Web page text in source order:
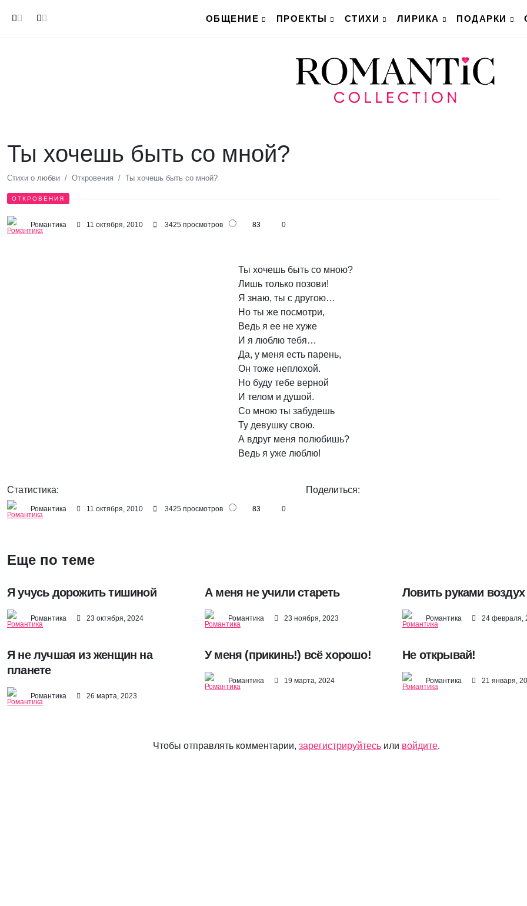
ОБЩЕНИЕ
ПРОЕКТЫ СТИХИ ЛИРИКА ПОДАРКИ
Ты хочешь быть со мной?
Стихи о любви Откровения Ты хочешь быть со мной?
ОТКРОВЕНИЯ
Романтика 11 октября, 2010 3425 просмотров 83 0
Ты хочешь быть со мною?
Лишь только позови!
Я знаю, ты с другою…
Но ты же посмотри,
Ведь я ее не хуже
И я люблю тебя…
Да, у меня есть парень,
Он тоже неплохой.
Но буду тебе верной
И телом и душой.
Со мною ты забудешь
Ту девушку свою.
А вдруг меня полюбишь?
Статистика:
Романтика 11 октября, 2010 3425 просмотров 83 0
Поделиться:
Еще по теме
Я учусь дорожить тишиной
Романтика 23 октября, 2024
А меня не учили стареть
Романтика 23 ноября, 2023
Ловить руками воздух
Романтика 24 февраля,
Я не лучшая из женщин на
планете
Романтика 26 марта, 2023
У меня (прикинь!) всё хорошо!
Романтика 19 марта, 2024
Не открывай!
Романтика 21 января,
Чтобы отправлять комментарии, зарегистрируйтесь или войдите.